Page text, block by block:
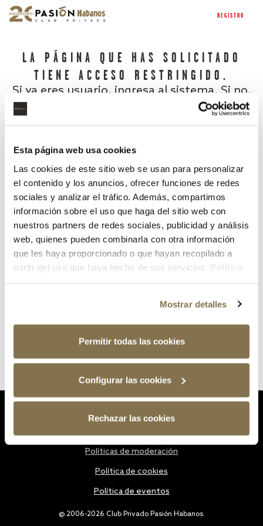
Esta página web usa cookies
Las cookies de este sitio web se usan para personalizar
el contenido y los anuncios, ofrecer funciones de redes
sociales y analizar el tráfico. Además, compartimos
información sobre el uso que haga del sitio web con
nuestros partners de redes sociales, publicidad y análisis
web, quienes pueden combinarla con otra información
que les haya proporcionado o que hayan recopilado a
partir del uso que haya hecho de sus servicios. Política
Mostrar detalles
Permitir todas las cookies
Configurar las cookies
Rechazar las cookies
REGISTRO
LA PÁGINA QUE HAS SOLICITADO
TIENE ACCESO RESTRINGIDO.
Si ya eres usuario, ingresa al sistema. Si no,
¿Has olvidado tu contraseña?
@ 2006-2026 Club Privado Pasión Habanos.
Políticas de moderación
Política de cookies
Política de eventos